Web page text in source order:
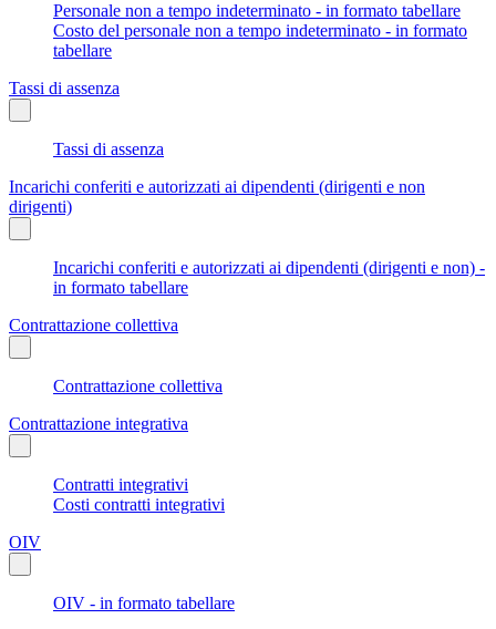
Personale non a tempo indeterminato - in formato tabellare
Costo del personale non a tempo indeterminato - in formato
tabellare
Tassi di assenza
Tassi di assenza
Incarichi conferiti e autorizzati ai dipendenti (dirigenti e non
dirigenti)
Incarichi conferiti e autorizzati ai dipendenti (dirigenti e non) -
in formato tabellare
Contrattazione collettiva
Contrattazione collettiva
Contrattazione integrativa
Contratti integrativi
Costi contratti integrativi
OIV
OIV - in formato tabellare